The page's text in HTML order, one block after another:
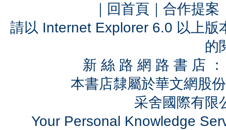
｜ 回首頁 ｜ 合作提案
請以 Internet Explorer 6.0 以上
的
新 絲 路 網 路 書 店
本書店隸屬於華文網股
采舍國際有
Your Personal Knowledge